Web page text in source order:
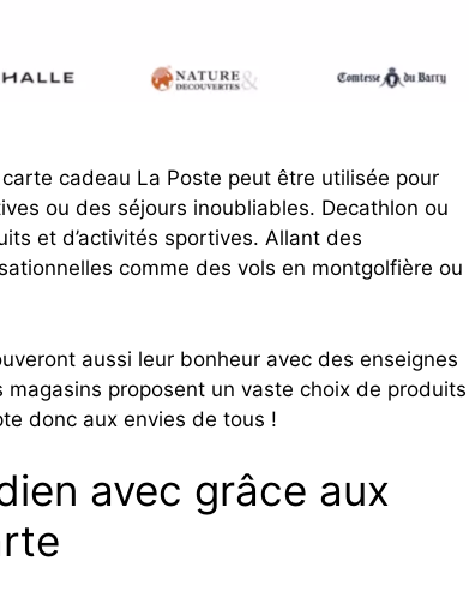
cadeau La Poste peut être utilisée pour
ou des séjours inoubliables. Decathlon ou
et d’activités sportives. Allant des
comme des vols en montgolfière ou
aussi leur bonheur avec des enseignes
proposent un vaste choix de produits
donc aux envies de tous !
avec grâce aux